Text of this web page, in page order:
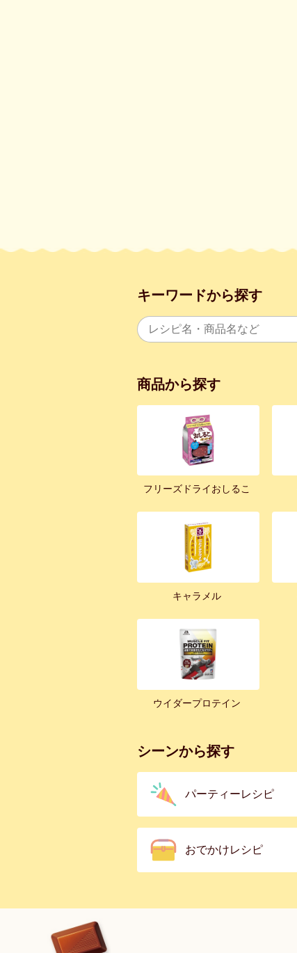
キーワードから探す
商品から探す
フリーズドライおしるこ
キャラメル
ウイダープロテイン
シーンから探す
パーティーレシピ
おでかけレシピ